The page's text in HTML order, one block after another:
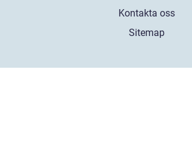
Kontakta oss
Sitemap